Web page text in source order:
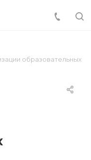
образовательных